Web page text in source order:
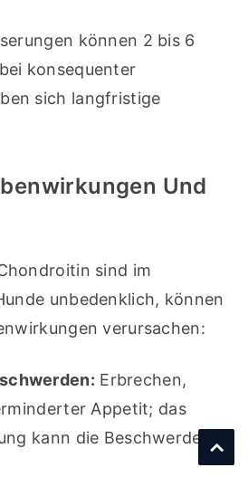
können 2 bis 6
konsequenter
sich langfristige
Und
sind im
unbedenklich, können
verursachen:
Erbrechen,
Appetit; das
kann die Beschwerden